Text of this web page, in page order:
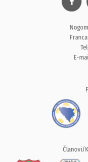
E-
Članovi/